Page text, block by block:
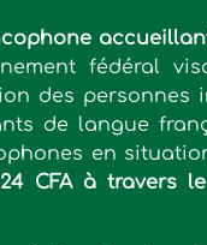
fédéral
des personnes
de langue
en
24 CFA à travers